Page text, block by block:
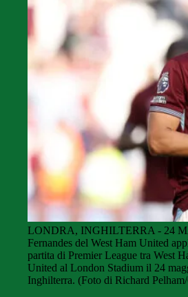
LONDRA, INGHILTERRA - 24
Fernandes del West Ham United
partita di Premier League tra West
United al London Stadium il 24
Inghilterra. (Foto di Richard